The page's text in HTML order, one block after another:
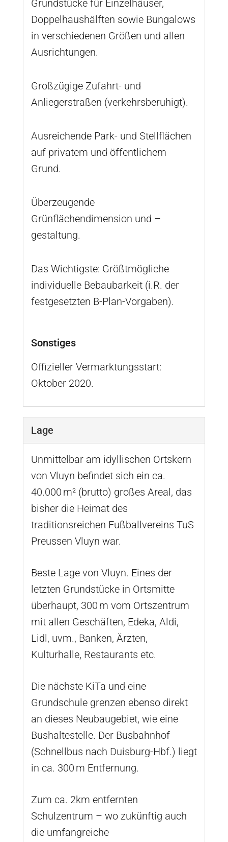
Grundstücke für Einzelhäuser,
Doppelhaushälften sowie Bungalows
in verschiedenen Größen und allen
Ausrichtungen.
Großzügige Zufahrt- und
Anliegerstraßen (verkehrsberuhigt).
Ausreichende Park- und Stellflächen
auf privatem und öffentlichem
Grund.
Überzeugende
Grünflächendimension und –
gestaltung.
Das Wichtigste: Größtmögliche
individuelle Bebaubarkeit (i.R. der
festgesetzten B-Plan-Vorgaben).
Sonstiges
Offizieller Vermarktungsstart:
Oktober 2020.
Lage
Unmittelbar am idyllischen Ortskern
von Vluyn befindet sich ein ca.
40.000 m² (brutto) großes Areal, das
bisher die Heimat des
traditionsreichen Fußballvereins TuS
Preussen Vluyn war.
Beste Lage von Vluyn. Eines der
letzten Grundstücke in Ortsmitte
überhaupt, 300 m vom Ortszentrum
mit allen Geschäften, Edeka, Aldi,
Lidl, uvm., Banken, Ärzten,
Kulturhalle, Restaurants etc.
Die nächste KiTa und eine
Grundschule grenzen ebenso direkt
an dieses Neubaugebiet, wie eine
Bushaltestelle. Der Busbahnhof
(Schnellbus nach Duisburg-Hbf.) liegt
in ca. 300 m Entfernung.
Zum ca. 2km entfernten
Schulzentrum – wo zukünftig auch
die umfangreiche